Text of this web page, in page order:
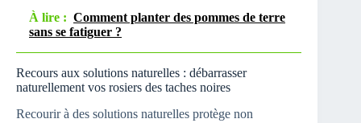
À lire : Comment planter des pommes de terre
sans se fatiguer ?
Recours aux solutions naturelles : débarrasser
naturellement vos rosiers des taches noires
Recourir à des solutions naturelles protège non